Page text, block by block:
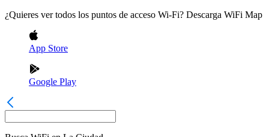
¿Quieres ver todos los puntos de acceso Wi-Fi? Descarga WiFi Map
App Store
Google Play